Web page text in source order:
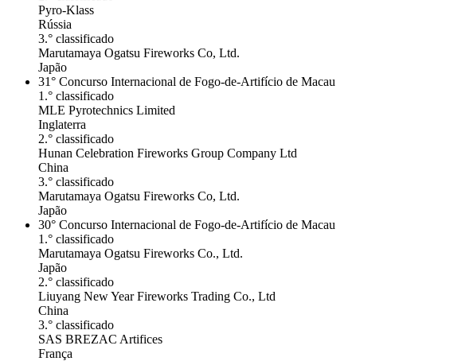
Pyro-Klass
Rússia
3.° classificado
Marutamaya Ogatsu Fireworks Co, Ltd.
Japão
31° Concurso Internacional de Fogo-de-Artifício de Macau
1.° classificado
MLE Pyrotechnics Limited
Inglaterra
2.° classificado
Hunan Celebration Fireworks Group Company Ltd
China
3.° classificado
Marutamaya Ogatsu Fireworks Co, Ltd.
Japão
30° Concurso Internacional de Fogo-de-Artifício de Macau
1.° classificado
Marutamaya Ogatsu Fireworks Co., Ltd.
Japão
2.° classificado
Liuyang New Year Fireworks Trading Co., Ltd
China
3.° classificado
SAS BREZAC Artifices
França